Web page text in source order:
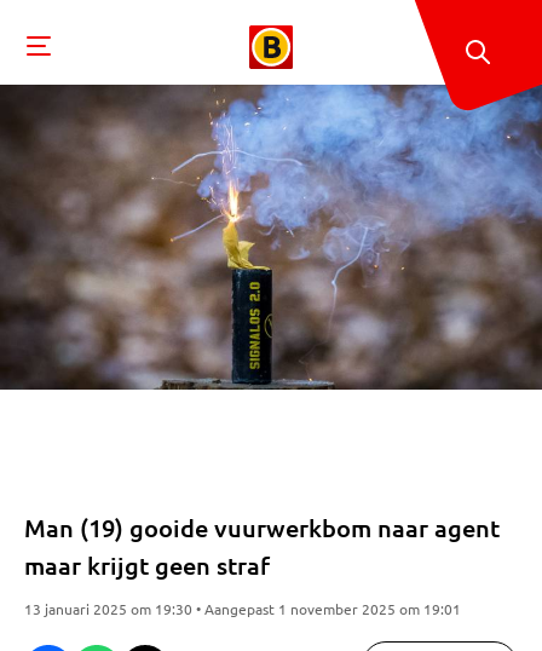
Man (19) gooide vuurwerkbom naar agent
maar krijgt geen straf
13 januari 2025 om 19:30 • Aangepast 1 november 2025 om 19:01